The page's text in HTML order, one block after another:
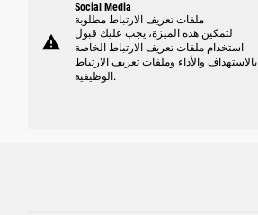
warning
Social Media
ملفات تعريف الارتباط مطلوبة
لتمكين هذه الميزة، يجب عليك قبول
استخدام ملفات تعريف الارتباط الخاصة
بالاستهداف والأداء وملفات تعريف الارتباط
الوظيفية.